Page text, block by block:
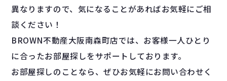
異なりますので、気になることがあればお気軽にご相
談ください！
BROWN不動産大阪南森町店では、お客様一人ひとり
に合ったお部屋探しをサポートしております。
お部屋探しのことなら、ぜひお気軽にお問い合わせく